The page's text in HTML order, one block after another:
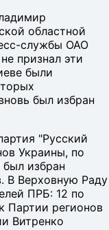
областной
службы ОАО
признал эти
были
был избран
"Русский
Украины, по
избран
В Верховную Раду
ПРБ: 12 по
Партии регионов
Витренко